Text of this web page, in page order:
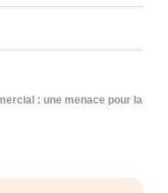
: une menace pour la